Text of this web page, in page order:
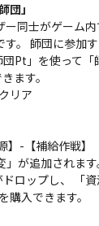
団」
ー同士がゲーム
す。 師団に参加
Pt」を使って「
ます。
リア
-【補給作戦】
」が追加されま
ロップし、 「
購入できます。